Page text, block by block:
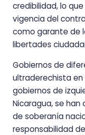
credibilidad, lo
vigencia del
como garante de
libertades
Gobiernos de
ultraderechista en
gobiernos de
Nicaragua, se han
de soberanía
responsabilidad